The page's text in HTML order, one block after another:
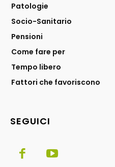
Patologie
Socio-Sanitario
Pensioni
Come fare per
Tempo libero
Fattori che favoriscono
SEGUICI